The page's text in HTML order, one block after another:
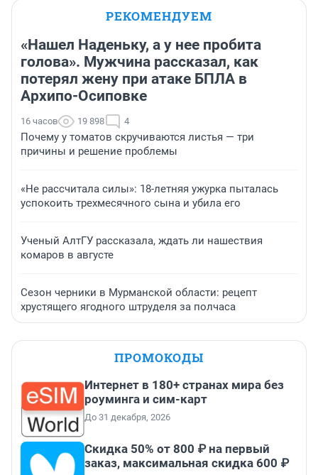
РЕКОМЕНДУЕМ
«Нашел Наденьку, а у нее пробита
голова». Мужчина рассказал, как
потерял жену при атаке БПЛА в
Архипо-Осиповке
16 часов 19 898 4
Почему у томатов скручиваются листья — три
причины и решение проблемы
«Не рассчитала силы»: 18-летняя ужурка пыталась
успокоить трехмесячного сына и убила его
Ученый АлтГУ рассказала, ждать ли нашествия
комаров в августе
Сезон черники в Мурманской области: рецепт
хрустящего ягодного штруделя за полчаса
ПРОМОКОДЫ
Интернет в 180+ странах мира без
роуминга и сим-карт
До 31 декабря, 2026
Скидка 50% от 800 ₽ на первый
заказ, максимальная скидка 600 ₽